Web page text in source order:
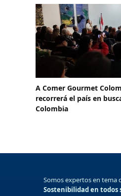
A Comer Gourmet
recorrerá el país en
Colombia
Somos expertos en tema
Sostenibilidad en todos